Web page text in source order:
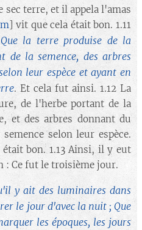
sec terre, et il appela l'amas
] vit que cela était bon. 1.11
Que la terre produise de la
de la semence, des arbres
leur espèce et ayant en
. Et cela fut ainsi. 1.12 La
de l'herbe portant de la
et des arbres donnant du
selon leur espèce.
bon. 1.13 Ainsi, il y eut
: Ce fut le troisième jour.
y ait des luminaires dans
le jour d'avec la nuit ; Que
les époques, les jours